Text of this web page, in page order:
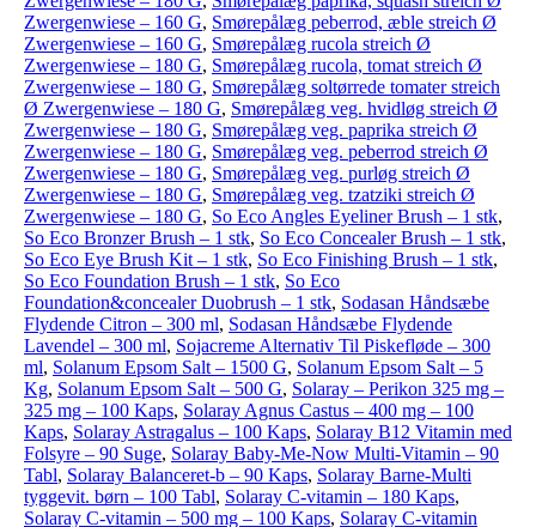
Zwergenwiese – 160 G, Smørepålæg peberrod, æble streich Ø
Zwergenwiese – 160 G, Smørepålæg rucola streich Ø
Zwergenwiese – 180 G, Smørepålæg rucola, tomat streich Ø
Zwergenwiese – 180 G, Smørepålæg soltørrede tomater streich
Ø Zwergenwiese – 180 G, Smørepålæg veg. hvidløg streich Ø
Zwergenwiese – 180 G, Smørepålæg veg. paprika streich Ø
Zwergenwiese – 180 G, Smørepålæg veg. peberrod streich Ø
Zwergenwiese – 180 G, Smørepålæg veg. purløg streich Ø
Zwergenwiese – 180 G, Smørepålæg veg. tzatziki streich Ø
Zwergenwiese – 180 G, So Eco Angles Eyeliner Brush – 1 stk,
So Eco Bronzer Brush – 1 stk, So Eco Concealer Brush – 1 stk,
So Eco Eye Brush Kit – 1 stk, So Eco Finishing Brush – 1 stk,
So Eco Foundation Brush – 1 stk, So Eco
Foundation&concealer Duobrush – 1 stk, Sodasan Håndsæbe
Flydende Citron – 300 ml, Sodasan Håndsæbe Flydende
Lavendel – 300 ml, Sojacreme Alternativ Til Piskefløde – 300
ml, Solanum Epsom Salt – 1500 G, Solanum Epsom Salt – 5
Kg, Solanum Epsom Salt – 500 G, Solaray – Perikon 325 mg –
325 mg – 100 Kaps, Solaray Agnus Castus – 400 mg – 100
Kaps, Solaray Astragalus – 100 Kaps, Solaray B12 Vitamin med
Folsyre – 90 Suge, Solaray Baby-Me-Now Multi-Vitamin – 90
Tabl, Solaray Balanceret-b – 90 Kaps, Solaray Barne-Multi
tyggevit. børn – 100 Tabl, Solaray C-vitamin – 180 Kaps,
Solaray C-vitamin – 500 mg – 100 Kaps, Solaray C-vitamin